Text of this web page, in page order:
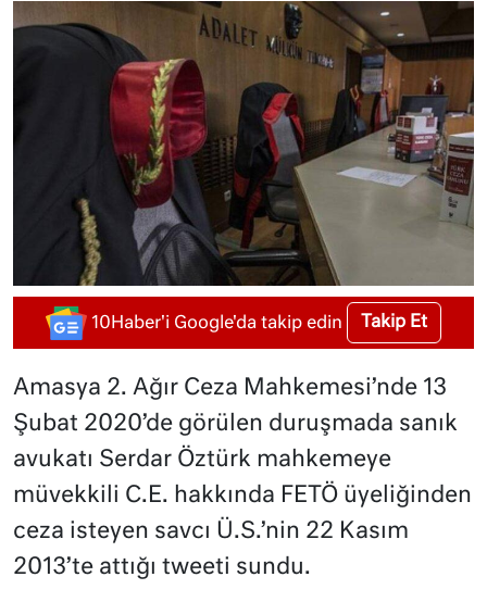
10Haber'i Google'da takip edin Takip Et
Amasya 2. Ağır Ceza Mahkemesi’nde 13
Şubat 2020’de görülen duruşmada sanık
avukatı Serdar Öztürk mahkemeye
müvekkili C.E. hakkında FETÖ üyeliğinden
ceza isteyen savcı Ü.S.’nin 22 Kasım
2013’te attığı tweeti sundu.